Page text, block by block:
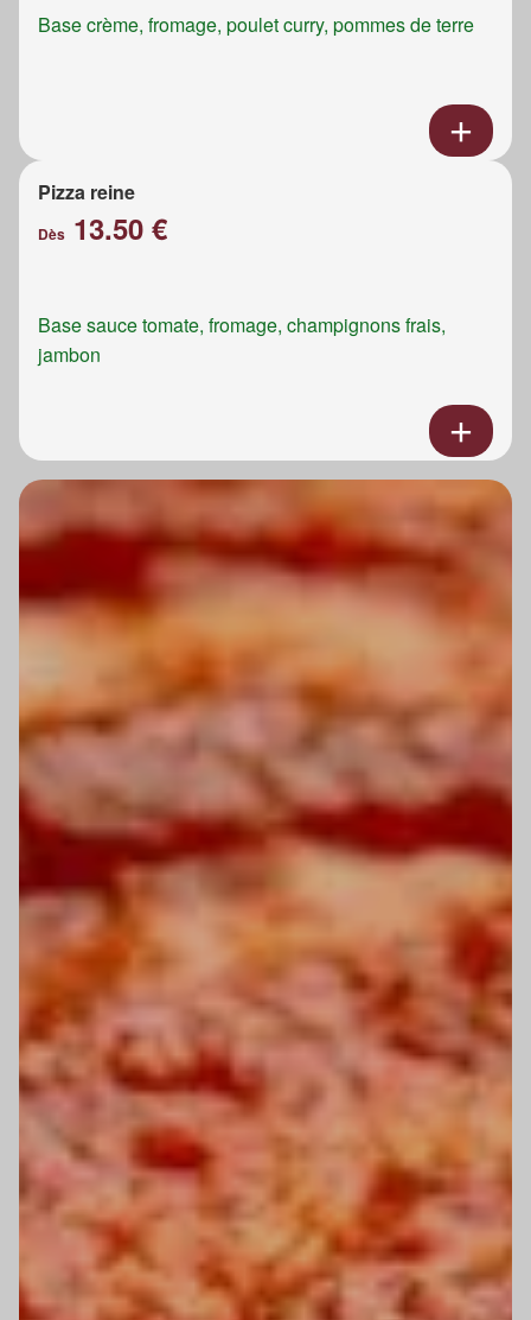
Base crème, fromage, poulet curry, pommes de terre
Pizza reine
Dès 13.50 €
Base sauce tomate, fromage, champignons frais,
jambon